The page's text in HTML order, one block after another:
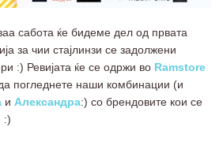
сабота ќе бидеме дел од првата
за чии стајлинзи се задолжени
:) Ревијата ќе се одржи во Ramstore
погледнете наши комбинации (и
и Александра:) со брендовите кои се
:)